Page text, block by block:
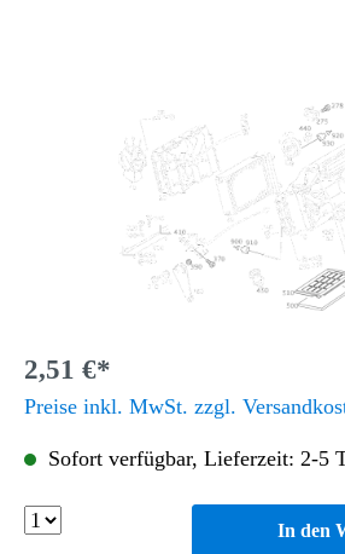
2,51 €*
Preise inkl. MwSt. zzgl.
Sofort verfügbar, Lieferzeit: 2-5
In den